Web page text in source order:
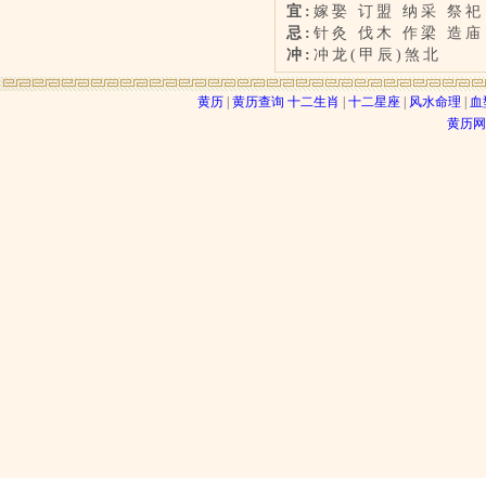
宜: 嫁娶 订盟 纳采 祭
忌: 针灸 伐木 作梁 造
冲: 冲龙(甲辰)煞北
黄历 黄历查询 十二生肖 十二星座 风水命理
血
黄历网